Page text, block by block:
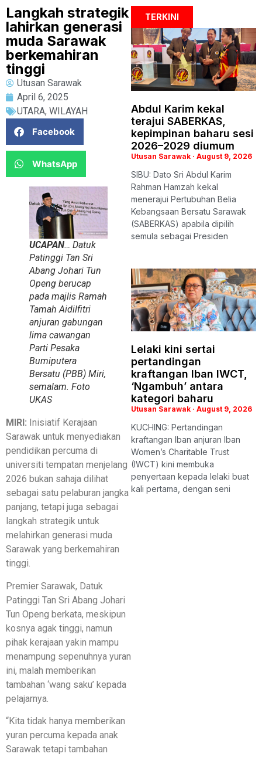
Langkah strategik
lahirkan generasi
muda Sarawak
berkemahiran
tinggi
Utusan Sarawak
April 6, 2025
UTARA, WILAYAH
Facebook
WhatsApp
UCAPAN… Datuk
Patinggi Tan Sri
Abang Johari Tun
Openg berucap
pada majlis Ramah
Tamah Aidilfitri
anjuran gabungan
lima cawangan
Parti Pesaka
Bumiputera
Bersatu (PBB) Miri,
semalam. Foto
UKAS
MIRI: Inisiatif Kerajaan
Sarawak untuk menyediakan
pendidikan percuma di
universiti tempatan menjelang
2026 bukan sahaja dilihat
sebagai satu pelaburan jangka
panjang, tetapi juga sebagai
langkah strategik untuk
melahirkan generasi muda
Sarawak yang berkemahiran
tinggi.
Premier Sarawak, Datuk
Patinggi Tan Sri Abang Johari
Tun Openg berkata, meskipun
kosnya agak tinggi, namun
pihak kerajaan yakin mampu
menampung sepenuhnya yuran
ini, malah memberikan
tambahan ‘wang saku’ kepada
pelajarnya.
“Kita tidak hanya memberikan
yuran percuma kepada anak
Sarawak tetapi tambahan
TERKINI
Abdul Karim kekal
terajui SABERKAS,
kepimpinan baharu sesi
2026–2029 diumum
Utusan Sarawak August 9, 2026
SIBU: Dato Sri Abdul Karim
Rahman Hamzah kekal
menerajui Pertubuhan Belia
Kebangsaan Bersatu Sarawak
(SABERKAS) apabila dipilih
semula sebagai Presiden
Lelaki kini sertai
pertandingan
kraftangan Iban IWCT,
‘Ngambuh’ antara
kategori baharu
Utusan Sarawak August 9, 2026
KUCHING: Pertandingan
kraftangan Iban anjuran Iban
Women’s Charitable Trust
(IWCT) kini membuka
penyertaan kepada lelaki buat
kali pertama, dengan seni